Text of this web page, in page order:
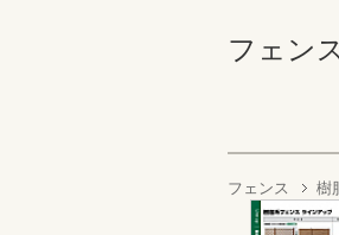
フェン
フェンス 樹